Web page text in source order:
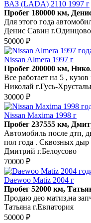
ВАЗ (LADA) 2110 1997 г
Пробег 180000 км,
Для этого года
Денис Савин г.Одинцово
50000 ₽
Nissan Almera 1997 г
Пробег 200000 км,
Все работает на 5 ,
Николай г.Гусь-
30000 ₽
Nissan Maxima 1998 г
Пробег 237555 км,
Автомобиль после дтп,
пол года . Сквозных дыр
Дмитрий г.Белоусово
70000 ₽
Daewoo Matiz 2004 г
Пробег 52000 км,
Продаю део матиз,на
Татьяна г.Евпатория
50000 ₽